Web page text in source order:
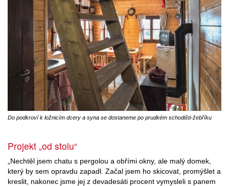
Do podkroví k ložnicím dcery a syna se dostaneme po prudkém schodišti-žebříku
Projekt „od stolu“
„Nechtěl jsem chatu s pergolou a obřími okny, ale malý domek,
který by sem opravdu zapadl. Začal jsem ho skicovat, promýšlet a
kreslit, nakonec jsme jej z devadesáti procent vymysleli s panem